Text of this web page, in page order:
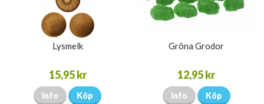
Lysmelk
15,95 kr
Info Köp
Gröna Grodor
12,95 kr
Info Köp